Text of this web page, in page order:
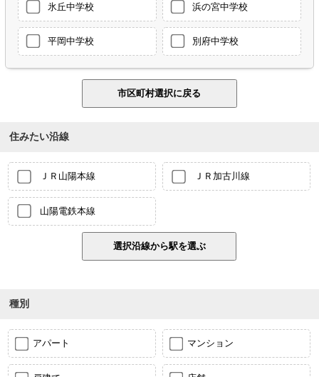
氷丘中学校 浜の宮中学校
平岡中学校 別府中学校
住みたい沿線
ＪＲ山陽本線 ＪＲ加古川線
山陽電鉄本線
種別
アパート マンション